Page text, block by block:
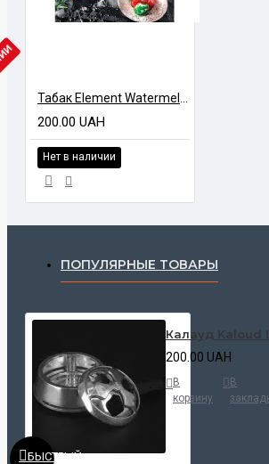
200.00 UAH
Нет в наличии
ПОПУЛЯРНЫЕ ТОВАРЫ
БЫСТРЫЙ
Калауд Kaloud
200.00 UAH
В
корзину
В